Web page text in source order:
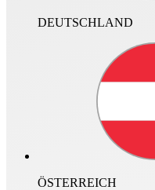
Zum Speichern des
Für den Login ist ein neuer
DEUTSCHLAND
ÖSTERREICH